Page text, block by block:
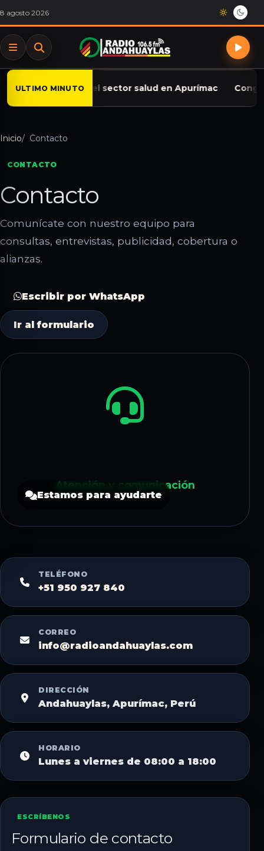
8 agosto 2026
ULTIMO MINUTOdel sector salud en Apurímac Congreso
Inicio Contacto
CONTACTO
Contacto
Comunícate con nuestro equipo para
consultas, entrevistas, publicidad, cobertura o
alianzas.
Escribir por WhatsApp
Ir al formulario
Atención y comunicación
Estamos para ayudarte
TELÉFONO
+51 950 927 840
CORREO
info@radioandahuaylas.com
DIRECCIÓN
Andahuaylas, Apurímac, Perú
HORARIO
Lunes a viernes de 08:00 a 18:00
ESCRÍBENOS
Formulario de contacto